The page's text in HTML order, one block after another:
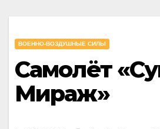
ВОЕННО-ВОЗДУШНЫЕ СИЛЫ
Самолёт
Мираж»